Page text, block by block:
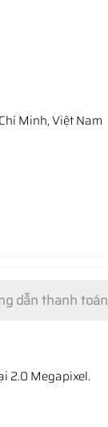
Minh, Việt Nam
dẫn thanh toán
2.0 Megapixel.